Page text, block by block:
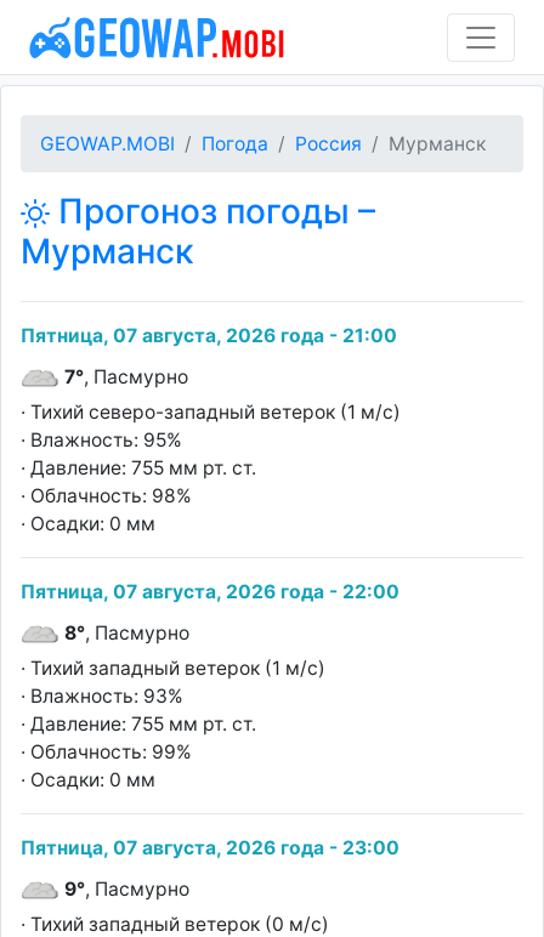
GEOWAP.MOBI Погода Россия Мурманск
Прогоноз погоды –
Мурманск
Пятница, 07 августа, 2026 года - 21:00
7°, Пасмурно
· Тихий северо-западный ветерок (1 м/с)
· Влажность: 95%
· Давление: 755 мм рт. ст.
· Облачность: 98%
· Осадки: 0 мм
Пятница, 07 августа, 2026 года - 22:00
8°, Пасмурно
· Тихий западный ветерок (1 м/с)
· Влажность: 93%
· Давление: 755 мм рт. ст.
· Облачность: 99%
· Осадки: 0 мм
Пятница, 07 августа, 2026 года - 23:00
9°, Пасмурно
· Тихий западный ветерок (0 м/с)